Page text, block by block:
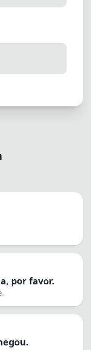
por favor.